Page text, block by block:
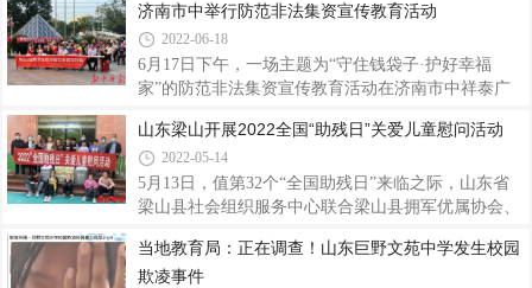
五壮士雕像前，在中共永嘉县委外出第一党工委河北
支部书记陈光阳的庄严领誓下，全体党员面对党旗重
温入党誓言，回望入党初心!“我志愿加入中
28日深夜至29日，侵华日军对南开大学、南开中学、
南开女中、南开小学等南开系列学校实施野蛮轰炸，
并将学校财产劫掠一空，这所凝聚了中国教育先驱们
无数心血的高等学府、这座在旧中国带给无数青年学
南开大学思源堂 右：被炸后南开大学秀山堂残迹侵华
日军为什么要炸毁南开大学呢？因为，在他们看来，
南开不仅聚集着中国最先进的知识分子、最热血
济南市中举行防范非法集资宣传教育活动
2022-06-18
6月17日下午，一场主题为“守住钱袋子·护好幸福
家”的防范非法集资宣传教育活动在济南市中祥泰广
联合泉城金融卫士志愿者宣传团、市中区地方金融监
督管理局、莱商银行济南城南支行共同举行。在活动
现场，工作人员将宣传手册、各类宣传品发放到群众
手中，通过宣传《防范和处置非法集资条例》，向群
了解非法集资的形式、特点和危害，提高群众识别和
抵制非法集资的能力，增强人民群众防范意识，自觉
山东梁山开展2022全国“助残日”关爱儿童慰问活动
2022-05-14
5月13日，值第32个“全国助残日”来临之际，山东省
梁山县社会组织服务中心联合梁山县拥军优属协会、
位，走进小安山镇梁山县爱星特教学校开展慰问活
动，为孩子们及老师送去关怀与温暖。梁山县拥军优
当地教育局：正在调查！山东巨野文苑中学发生校园
欺凌事件